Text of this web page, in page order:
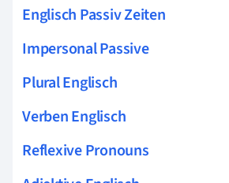
Englisch Passiv Zeiten
Impersonal Passive
Plural Englisch
Verben Englisch
Reflexive Pronouns